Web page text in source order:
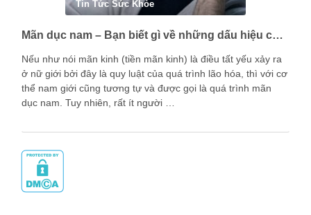
Tin Tức Sức Khỏe
Mãn dục nam – Bạn biết gì về những dấu hiệu của nam giới trong giai đoạn này?
Nếu như nói mãn kinh (tiền mãn kinh) là điều tất yếu xảy ra
ở nữ giới bởi đây là quy luật của quá trình lão hóa, thì với cơ
thể nam giới cũng tương tự và được gọi là quá trình mãn
dục nam. Tuy nhiên, rất ít người …